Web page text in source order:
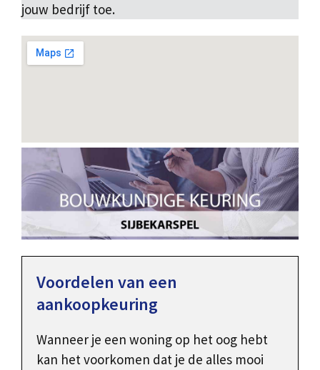
jouw bedrijf toe.
Voordelen van een
aankoopkeuring
Wanneer je een woning op het oog hebt
kan het voorkomen dat je de alles mooi